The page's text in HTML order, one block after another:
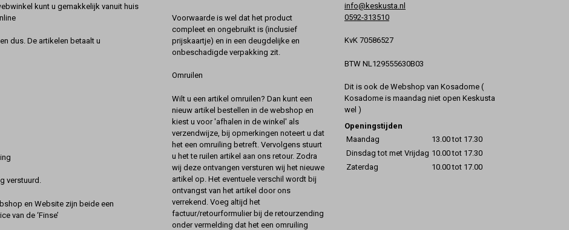
kunt u gemakkelijk vanuit huis
dus. De artikelen betaalt u
verstuurd.
en Website zijn beide een
van de ‘Finse’
Voorwaarde is wel dat het product
compleet en ongebruikt is (inclusief
prijskaartje) en in een deugdelijke en
onbeschadigde verpakking zit.
Omruilen
Wilt u een artikel omruilen? Dan kunt een
nieuw artikel bestellen in de webshop en
kiest u voor 'afhalen in de winkel' als
verzendwijze, bij opmerkingen noteert u dat
het een omruiling betreft. Vervolgens stuurt
u het te ruilen artikel aan ons retour. Zodra
wij deze ontvangen versturen wij het nieuwe
artikel op. Het eventuele verschil wordt bij
ontvangst van het artikel door ons
verrekend. Voeg altijd het
factuur/retourformulier bij de retourzending
onder vermelding dat het een omruiling
info@keskusta.nl
0592-313510
KvK 70586527
BTW NL129555630B03
Dit is ook de Webshop van Kosadome (
Kosadome is maandag niet open Keskusta
wel )
Openingstijden
Maandag
13.00 tot 17.30
Dinsdag tot met Vrijdag 10.00 tot 17.30
Zaterdag
10.00 tot 17.00